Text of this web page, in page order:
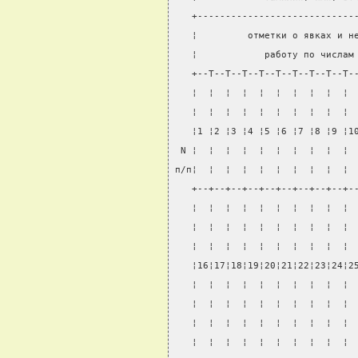
¦         отметки о явках и
¦            работу по
+--T--T--T--T--T--T--T--T--
¦  ¦  ¦  ¦  ¦  ¦  ¦  ¦  ¦  ¦
¦  ¦  ¦  ¦  ¦  ¦  ¦  ¦  ¦  ¦
¦1 ¦2 ¦3 ¦4 ¦5 ¦6 ¦7 ¦8 ¦9
N ¦  ¦  ¦  ¦  ¦  ¦  ¦  ¦  ¦
п/п¦  ¦  ¦  ¦  ¦  ¦  ¦  ¦  ¦  ¦
+--+--+--+--+--+--+--+--+--
¦  ¦  ¦  ¦  ¦  ¦  ¦  ¦  ¦  ¦
¦  ¦  ¦  ¦  ¦  ¦  ¦  ¦  ¦  ¦
¦  ¦  ¦  ¦  ¦  ¦  ¦  ¦  ¦  ¦
¦  ¦  ¦  ¦  ¦  ¦  ¦  ¦  ¦  ¦
¦  ¦  ¦  ¦  ¦  ¦  ¦  ¦  ¦  ¦
¦  ¦  ¦  ¦  ¦  ¦  ¦  ¦  ¦  ¦
¦  ¦  ¦  ¦  ¦  ¦  ¦  ¦  ¦  ¦